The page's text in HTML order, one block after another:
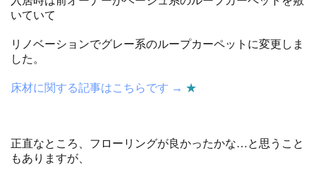
いていて
リノベーションでグレー系のループカーペットに変更しま
した。
床材に関する記事はこちらです → ★
正直なところ、フローリングが良かったかな…と思うこと
もありますが、